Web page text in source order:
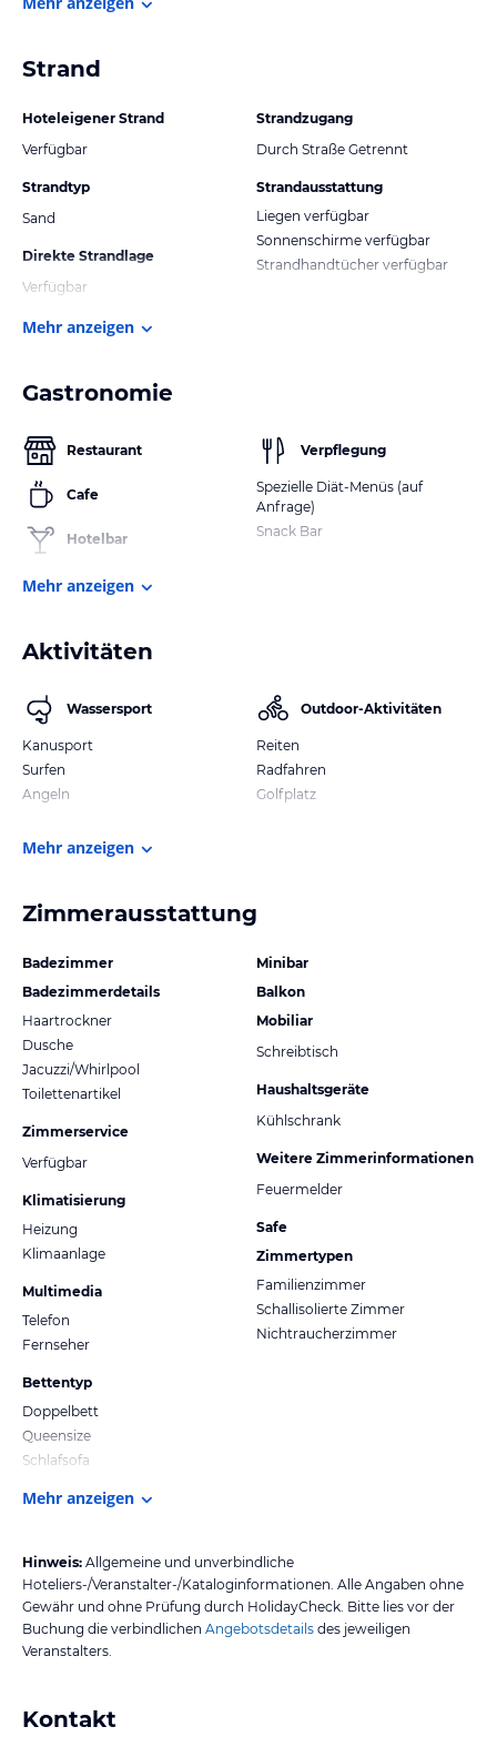
Strand
Hoteleigener Strand
Verfügbar
Strandtyp
Sand
Direkte Strandlage
Verfügbar
Strandzugang
Durch Straße Getrennt
Strandausstattung
Liegen verfügbar
Sonnenschirme verfügbar
Strandhandtücher verfügbar
Mehr anzeigen
Gastronomie
Restaurant
Cafe
Hotelbar
Verpflegung
Spezielle Diät-Menüs (auf
Anfrage)
Snack Bar
Mehr anzeigen
Aktivitäten
Wassersport
Kanusport
Surfen
Angeln
Outdoor-Aktivitäten
Reiten
Radfahren
Golfplatz
Mehr anzeigen
Zimmerausstattung
Badezimmer
Badezimmerdetails
Haartrockner
Dusche
Jacuzzi/Whirlpool
Toilettenartikel
Zimmerservice
Verfügbar
Klimatisierung
Heizung
Klimaanlage
Multimedia
Telefon
Fernseher
Bettentyp
Doppelbett
Queensize
Schlafsofa
Minibar
Balkon
Mobiliar
Schreibtisch
Haushaltsgeräte
Kühlschrank
Weitere Zimmerinformationen
Feuermelder
Safe
Zimmertypen
Familienzimmer
Schallisolierte Zimmer
Nichtraucherzimmer
Mehr anzeigen
Hinweis: Allgemeine und unverbindliche
Hoteliers-/Veranstalter-/Kataloginformationen. Alle Angaben ohne
Gewähr und ohne Prüfung durch HolidayCheck. Bitte lies vor der
Buchung die verbindlichen Angebotsdetails des jeweiligen
Veranstalters.
Kontakt